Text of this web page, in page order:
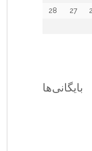
27
28
بایگانی‌ها